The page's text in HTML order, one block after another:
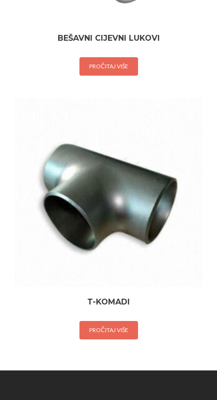
BEŠAVNI CIJEVNI LUKOVI
PROČITAJ VIŠE
T-KOMADI
PROČITAJ VIŠE